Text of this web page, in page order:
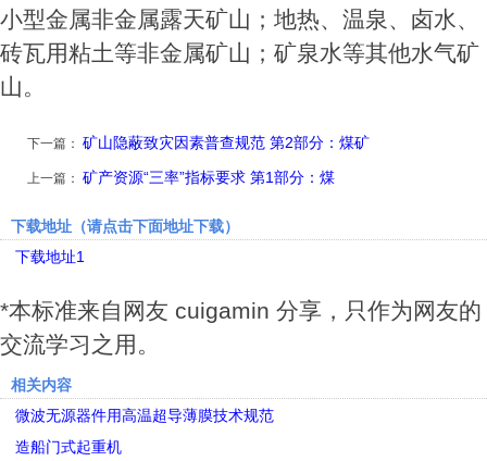
小型金属非金属露天矿山；地热、温泉、卤水、
砖瓦用粘土等非金属矿山；矿泉水等其他水气矿
山。
下一篇： 矿山隐蔽致灾因素普查规范 第2部分：煤矿
上一篇： 矿产资源“三率”指标要求 第1部分：煤
下载地址（请点击下面地址下载）
下载地址1
*本标准来自网友 cuigamin 分享，只作为网友的
交流学习之用。
相关内容
微波无源器件用高温超导薄膜技术规范
造船门式起重机